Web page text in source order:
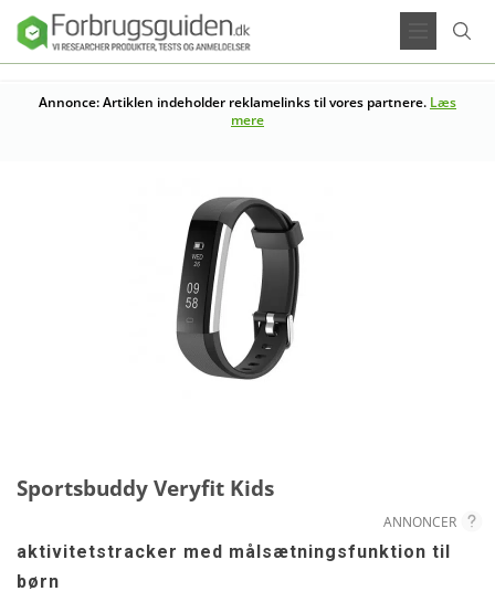
Annonce: Artiklen indeholder reklamelinks til vores partnere. Læs
mere
Sportsbuddy Veryfit Kids
ANNONCER
aktivitetstracker med målsætningsfunktion til
børn